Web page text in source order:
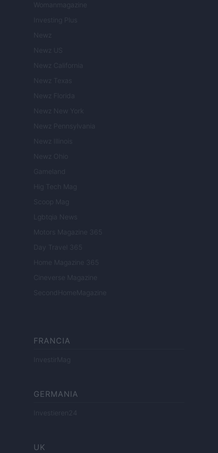
Womanmagazine
Investing Plus
Newz
Newz US
Newz California
Newz Texas
Newz Florida
Newz New York
Newz Pennsylvania
Newz Illinois
Newz Ohio
Gameland
Hig Tech Mag
Scoop Mag
Lgbtqia News
Motors Magazine 365
Day Travel 365
Home Magazine 365
Cineverse Magazine
SecondHomeMagazine
FRANCIA
InvestirMag
GERMANIA
Investieren24
UK